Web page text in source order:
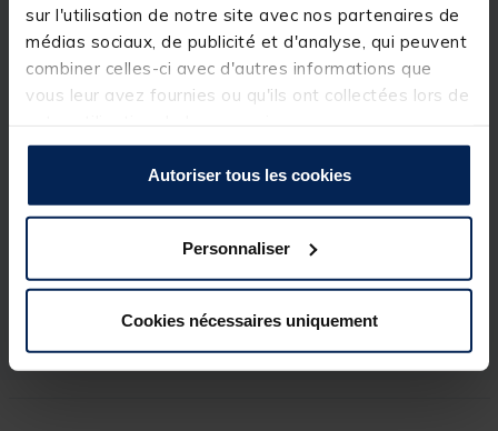
sur l'utilisation de notre site avec nos partenaires de
médias sociaux, de publicité et d'analyse, qui peuvent
combiner celles-ci avec d'autres informations que
vous leur avez fournies ou qu'ils ont collectées lors de
Autoriser tous les cookies
Personnaliser
Cookies nécessaires uniquement
Détails
Conditionnement : 125ml
Spécifications
241911-1
Marque
CHAMPION FEED